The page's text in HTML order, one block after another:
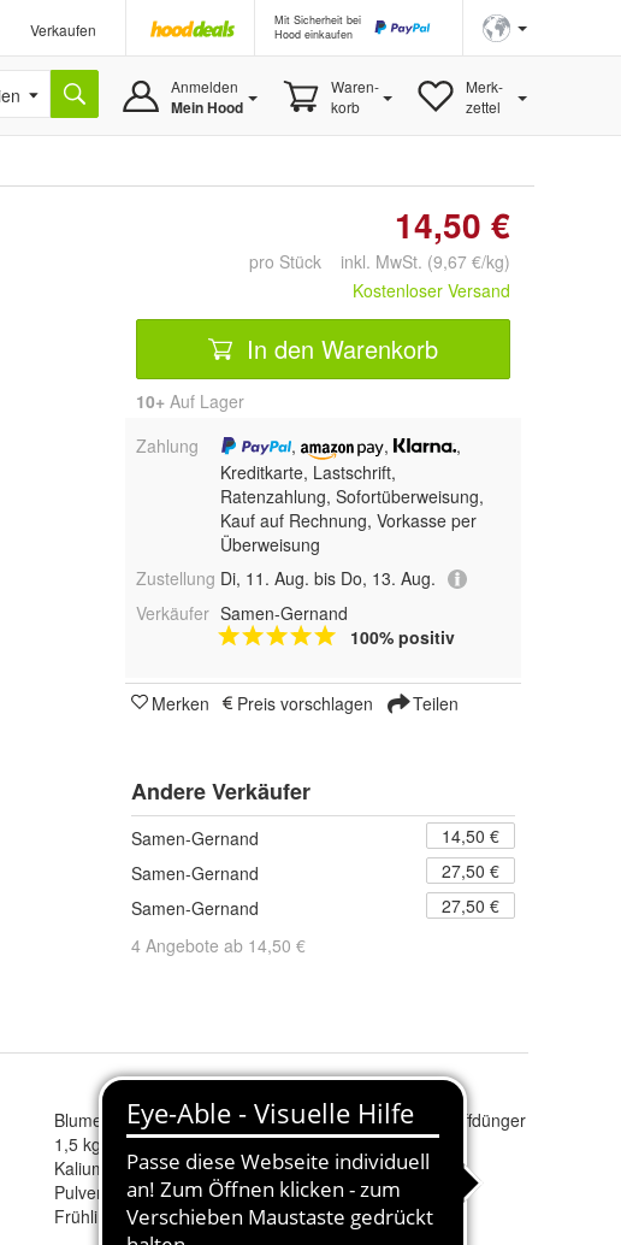
Verkaufen
Mit Sicherheit bei
Hood einkaufen
Anmelden
Mein Hood
Waren-
korb
Merk-
zettel
14,50 €
pro Stück inkl. MwSt. (9,67 €/kg)
Kostenloser Versand
In den Warenkorb
10+ Auf Lager
Zahlung
, ,
,
Kreditkarte, Lastschrift,
Ratenzahlung, Sofortüberweisung,
Kauf auf Rechnung, Vorkasse per
Überweisung
Zustellung Di, 11. Aug. bis Do, 13. Aug.
Verkäufer Samen-Gernand
100% positiv
Merken Preis vorschlagen Teilen
Andere Verkäufer
Samen-Gernand
14,50 €
Samen-Gernand
27,50 €
Samen-Gernand
27,50 €
4 Angebote ab 14,50 €
Blume
1,5 kg
Kaliumoxid
Pulver
Frühling
Materialbasis:
Feststoffdünger
Ablaufdatum:
Nein
Volumen : 1,5 kg